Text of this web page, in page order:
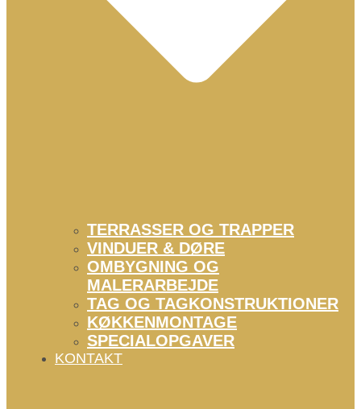
TERRASSER OG TRAPPER
VINDUER & DØRE
OMBYGNING OG
MALERARBEJDE
TAG OG TAGKONSTRUKTIONER
KØKKENMONTAGE
SPECIALOPGAVER
KONTAKT